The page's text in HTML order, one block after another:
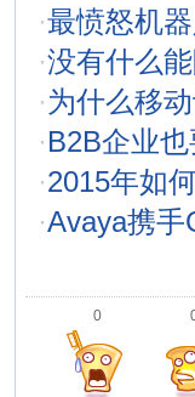
·最愤怒机
·没有什么
·为什么移
·B2B企业
·2015年如
·Avaya携手
0